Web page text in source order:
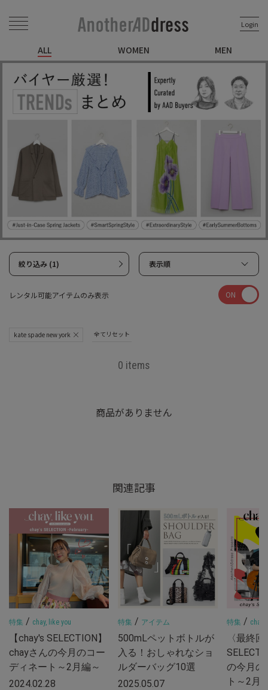
Login
ALL WOMEN MEN
絞り込み (1) 表示順
レンタル可能アイテムのみ表示 ON
kate spade new york 全てリセット
0 items
商品がありません
関連記事
特集 / chay, like you
【chay's SELECTION】
chayさんの今月のコー
ディネート～2月編～
2024.02.28
特集 / アイテム
500mLペットボトルが
入る！おしゃれなショ
ルダーバッグ10選
2025.05.07
特集 / chay,
〈最終
の今月の
ト～2月